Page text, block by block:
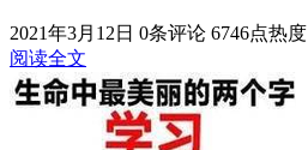
2021年3月12日 0条评论 6746点热度
阅读全文